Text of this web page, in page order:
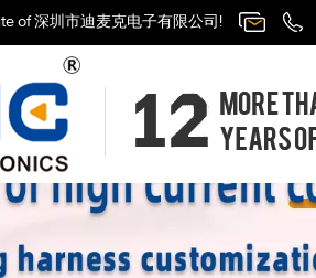
of 深圳市迪麦克电子有限公司!